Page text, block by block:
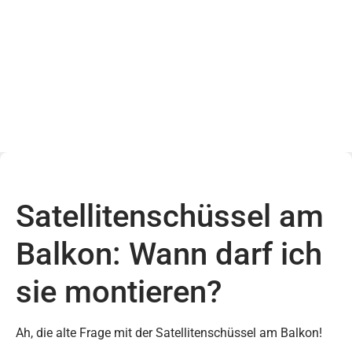
Satellitenschüssel am
Balkon: Wann darf ich
sie montieren?
Ah, die alte Frage mit der Satellitenschüssel am Balkon!